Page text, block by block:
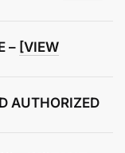
– [VIEW
AUTHORIZED